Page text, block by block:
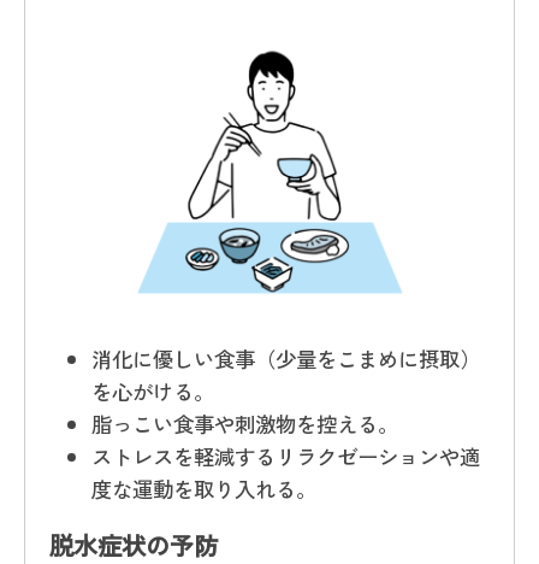
消化に優しい食事（少量をこまめに摂取）
を心がける。
脂っこい食事や刺激物を控える。
ストレスを軽減するリラクゼーションや適
度な運動を取り入れる。
脱水症状の予防